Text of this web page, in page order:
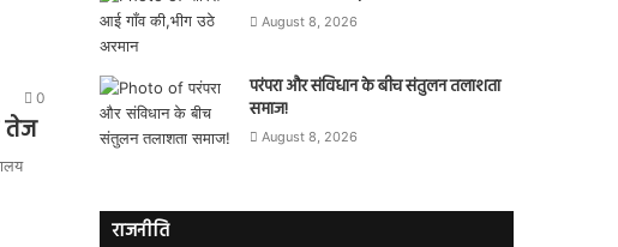
0
तेज
August 8, 2026
परंपरा और संविधान के बीच संतुलन तलाशता
समाज!
August 8, 2026
राजनीति